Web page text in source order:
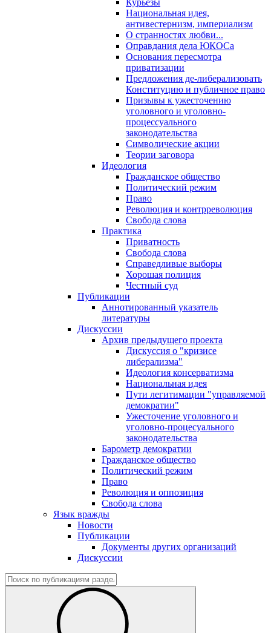
Курьезы
Национальная идея,
антивестернизм, империализм
О странностях любви...
Оправдания дела ЮКОСа
Основания пересмотра
приватизации
Предложения де-либерализовать
Конституцию и публичное право
Призывы к ужесточению
уголовного и уголовно-
процессуального
законодательства
Символические акции
Теории заговора
Идеология
Гражданское общество
Политический режим
Право
Революция и контрреволюция
Свобода слова
Практика
Приватность
Свобода слова
Справедливые выборы
Хорошая полиция
Честный суд
Публикации
Аннотированный указатель
литературы
Дискуссии
Архив предыдущего проекта
Дискуссия о "кризисе
либерализма"
Идеология консерватизма
Национальная идея
Пути легитимации "управляемой
демократии"
Ужесточение уголовного и
уголовно-процесуального
законодательства
Барометр демократии
Гражданское общество
Политический режим
Право
Революция и оппозиция
Свобода слова
Язык вражды
Новости
Публикации
Документы других организаций
Дискуссии